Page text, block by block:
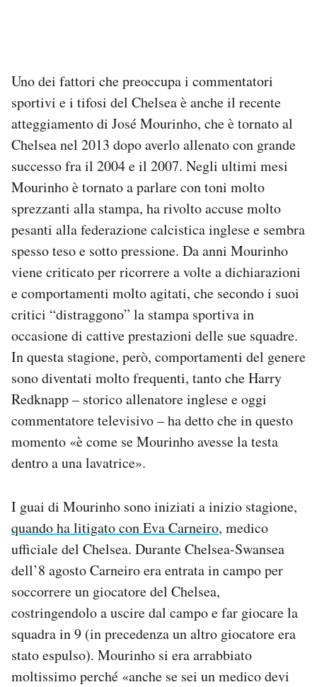
Uno dei fattori che preoccupa i commentatori
sportivi e i tifosi del Chelsea è anche il recente
atteggiamento di José Mourinho, che è tornato al
Chelsea nel 2013 dopo averlo allenato con grande
successo fra il 2004 e il 2007. Negli ultimi mesi
Mourinho è tornato a parlare con toni molto
sprezzanti alla stampa, ha rivolto accuse molto
pesanti alla federazione calcistica inglese e sembra
spesso teso e sotto pressione. Da anni Mourinho
viene criticato per ricorrere a volte a dichiarazioni
e comportamenti molto agitati, che secondo i suoi
critici “distraggono” la stampa sportiva in
occasione di cattive prestazioni delle sue squadre.
In questa stagione, però, comportamenti del genere
sono diventati molto frequenti, tanto che Harry
Redknapp – storico allenatore inglese e oggi
commentatore televisivo – ha detto che in questo
momento «è come se Mourinho avesse la testa
dentro a una lavatrice».
I guai di Mourinho sono iniziati a inizio stagione,
quando ha litigato con Eva Carneiro, medico
ufficiale del Chelsea. Durante Chelsea-Swansea
dell’8 agosto Carneiro era entrata in campo per
soccorrere un giocatore del Chelsea,
costringendolo a uscire dal campo e far giocare la
squadra in 9 (in precedenza un altro giocatore era
stato espulso). Mourinho si era arrabbiato
moltissimo perché «anche se sei un medico devi